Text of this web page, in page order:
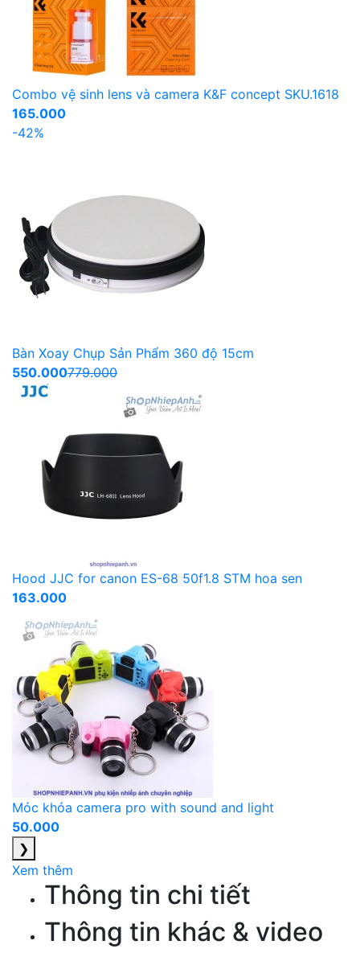
Combo vệ sinh lens và camera K&F concept SKU.1618
165.000
-42%
Bàn Xoay Chụp Sản Phẩm 360 độ 15cm
550.000779.000
Hood JJC for canon ES-68 50f1.8 STM hoa sen
163.000
Móc khóa camera pro with sound and light
50.000
❯
Xem thêm
Thông tin chi tiết
Thông tin khác & video